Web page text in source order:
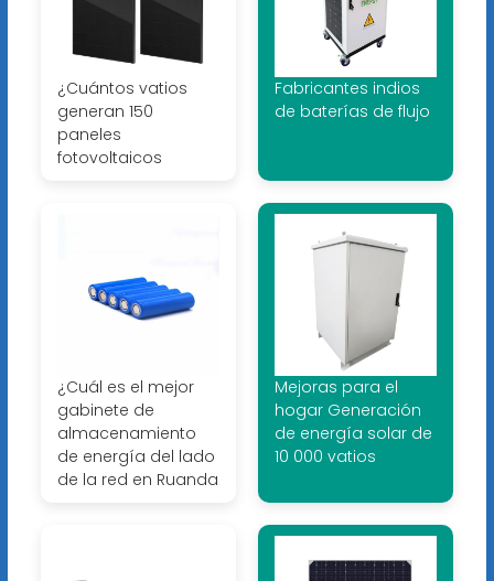
¿Cuántos vatios
generan 150
paneles
fotovoltaicos
Fabricantes indios
de baterías de flujo
¿Cuál es el mejor
gabinete de
almacenamiento
de energía del lado
de la red en Ruanda
Mejoras para el
hogar Generación
de energía solar de
10 000 vatios